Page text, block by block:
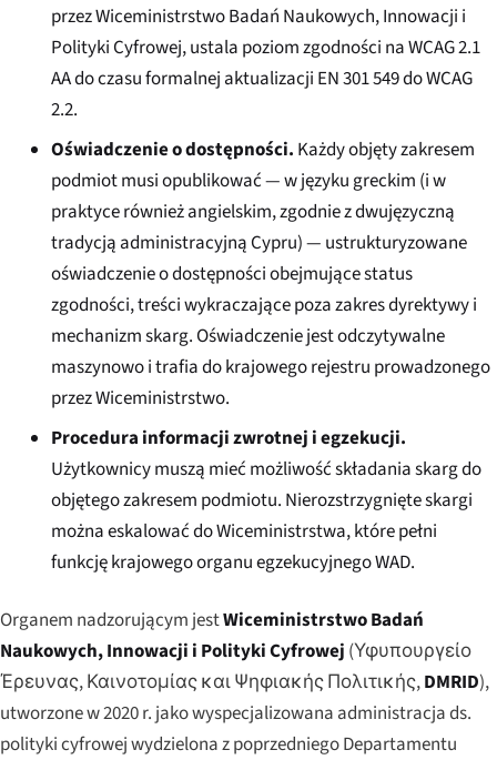
przez Wiceministrstwo Badań Naukowych, Innowacji i
Polityki Cyfrowej, ustala poziom zgodności na WCAG 2.1
AA do czasu formalnej aktualizacji EN 301 549 do WCAG
2.2.
Oświadczenie o dostępności. Każdy objęty zakresem
podmiot musi opublikować — w języku greckim (i w
praktyce również angielskim, zgodnie z dwujęzyczną
tradycją administracyjną Cypru) — ustrukturyzowane
oświadczenie o dostępności obejmujące status
zgodności, treści wykraczające poza zakres dyrektywy i
mechanizm skarg. Oświadczenie jest odczytywalne
maszynowo i trafia do krajowego rejestru prowadzonego
przez Wiceministrstwo.
Procedura informacji zwrotnej i egzekucji.
Użytkownicy muszą mieć możliwość składania skarg do
objętego zakresem podmiotu. Nierozstrzygnięte skargi
można eskalować do Wiceministrstwa, które pełni
funkcję krajowego organu egzekucyjnego WAD.
Organem nadzorującym jestWiceministrstwo Badań
Naukowych, Innowacji i Polityki Cyfrowej (Υφυπουργείο
Έρευνας, Καινοτομίας και Ψηφιακής Πολιτικής,DMRID),
utworzone w 2020 r. jako wyspecjalizowana administracja ds.
polityki cyfrowej wydzielona z poprzedniego Departamentu